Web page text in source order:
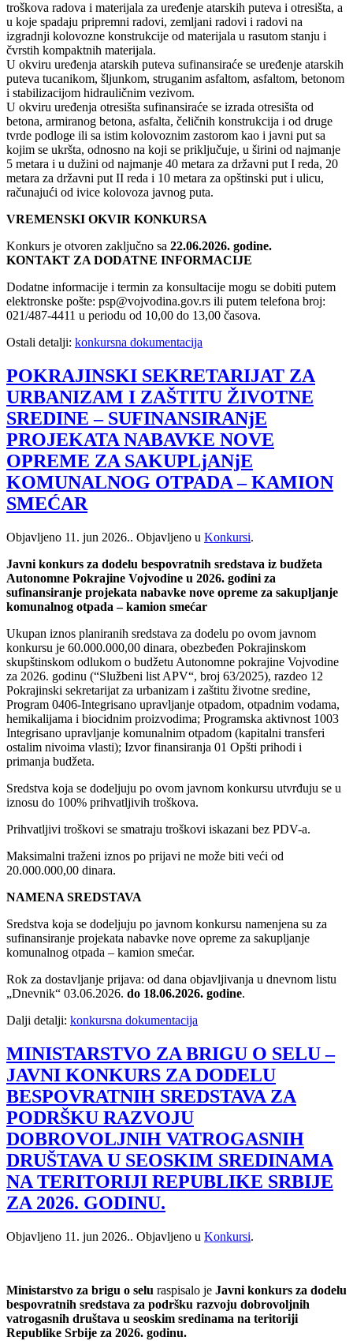
troškova radova i materijala za uređenje atarskih puteva i otresišta, a
u koje spadaju pripremni radovi, zemljani radovi i radovi na
izgradnji kolovozne konstrukcije od materijala u rasutom stanju i
čvrstih kompaktnih materijala.
U okviru uređenja atarskih puteva sufinansiraće se uređenje atarskih
puteva tucanikom, šljunkom, struganim asfaltom, asfaltom, betonom
i stabilizacijom hidrauličnim vezivom.
U okviru uređenja otresišta sufinansiraće se izrada otresišta od
betona, armiranog betona, asfalta, čeličnih konstrukcija i od druge
tvrde podloge ili sa istim kolovoznim zastorom kao i javni put sa
kojim se ukršta, odnosno na koji se priključuje, u širini od najmanje
5 metara i u dužini od najmanje 40 metara za državni put I reda, 20
metara za državni put II reda i 10 metara za opštinski put i ulicu,
računajući od ivice kolovoza javnog puta.
VREMENSKI OKVIR KONKURSA
Konkurs je otvoren zaključno sa 22.06.2026. godine.
KONTAKT ZA DODATNE INFORMACIJE
Dodatne informacije i termin za konsultacije mogu se dobiti putem
elektronske pošte: psp@vojvodina.gov.rs ili putem telefona broj:
021/487-4411 u periodu od 10,00 do 13,00 časova.
Ostali detalji: konkursna dokumentacija
POKRAJINSKI SEKRETARIJAT ZA
URBANIZAM I ZAŠTITU ŽIVOTNE
SREDINE – SUFINANSIRANjE
PROJEKATA NABAVKE NOVE
OPREME ZA SAKUPLjANjE
KOMUNALNOG OTPADA – KAMION
SMEĆAR
Objavljeno 11. jun 2026.. Objavljeno u Konkursi.
Javni konkurs za dodelu bespovratnih sredstava iz budžeta
Autonomne Pokrajine Vojvodine u 2026. godini za
sufinansiranje projekata nabavke nove opreme za sakupljanje
komunalnog otpada – kamion smećar
Ukupan iznos planiranih sredstava za dodelu po ovom javnom
konkursu je 60.000.000,00 dinara, obezbeđen Pokrajinskom
skupštinskom odlukom o budžetu Autonomne pokrajine Vojvodine
za 2026. godinu (“Službeni list APV“, broj 63/2025), razdeo 12
Pokrajinski sekretarijat za urbanizam i zaštitu životne sredine,
Program 0406-Integrisano upravljanje otpadom, otpadnim vodama,
hemikalijama i biocidnim proizvodima; Programska aktivnost 1003
Integrisano upravljanje komunalnim otpadom (kapitalni transferi
ostalim nivoima vlasti); Izvor finansiranja 01 Opšti prihodi i
primanja budžeta.
Sredstva koja se dodeljuju po ovom javnom konkursu utvrđuju se u
iznosu do 100% prihvatljivih troškova.
Prihvatljivi troškovi se smatraju troškovi iskazani bez PDV-a.
Maksimalni traženi iznos po prijavi ne može biti veći od
20.000.000,00 dinara.
NAMENA SREDSTAVA
Sredstva koja se dodeljuju po javnom konkursu namenjena su za
sufinansiranje projekata nabavke nove opreme za sakupljanje
komunalnog otpada – kamion smećar.
Rok za dostavljanje prijava: od dana objavljivanja u dnevnom listu
„Dnevnik“ 03.06.2026. do 18.06.2026. godine.
Dalji detalji: konkursna dokumentacija
MINISTARSTVO ZA BRIGU O SELU –
JAVNI KONKURS ZA DODELU
BESPOVRATNIH SREDSTAVA ZA
PODRŠKU RAZVOJU
DOBROVOLJNIH VATROGASNIH
DRUŠTAVA U SEOSKIM SREDINAMA
NA TERITORIJI REPUBLIKE SRBIJE
ZA 2026. GODINU.
Objavljeno 11. jun 2026.. Objavljeno u Konkursi.
Ministarstvo za brigu o selu raspisalo je Javni konkurs za dodelu
bespovratnih sredstava za podršku razvoju dobrovoljnih
vatrogasnih društava u seoskim sredinama na teritoriji
Republike Srbije za 2026. godinu.